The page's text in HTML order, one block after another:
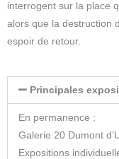
interrogent sur la place
alors que la destruction
espoir de retour.
Principales
En permanence :
Galerie 20 Dumont
Expositions